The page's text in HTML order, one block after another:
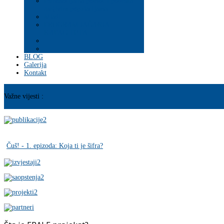
BLOG
Galerija
Kontakt
Važne vijesti :
Čuš! - 1. epizoda: Koja ti je šifra?